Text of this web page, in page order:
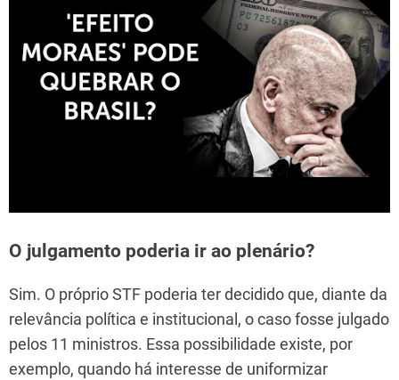
O julgamento poderia ir ao plenário?
Sim. O próprio STF poderia ter decidido que, diante da
relevância política e institucional, o caso fosse julgado
pelos 11 ministros. Essa possibilidade existe, por
exemplo, quando há interesse de uniformizar